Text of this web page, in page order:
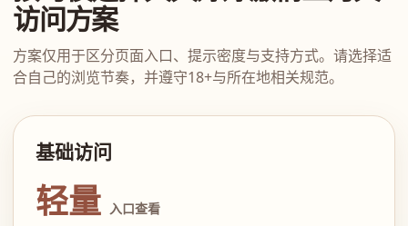
访问方案
方案仅用于区分页面入口、提示密度与支持方式。请选择适
合自己的浏览节奏，并遵守18+与所在地相关规范。
基础访问
轻量 入口查看